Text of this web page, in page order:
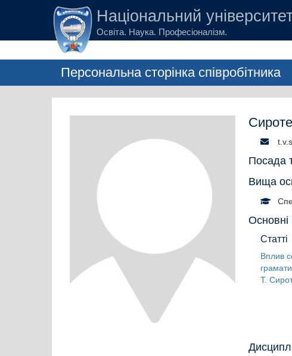
Перейти до основного вмісту
Національний
Освіта. Наука. Професіоналізм.
Персональна сторінка співробітника
Посада
Вища
Основні
Статті
Вплив
Т.